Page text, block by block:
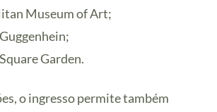
Museum of Art;
Garden.
o ingresso permite também